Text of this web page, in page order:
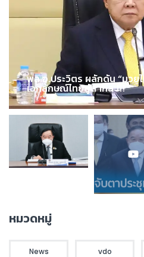
พล.อ.ประวิตร ผลักดัน “มวย
เอกลักษณ์ไทยสู่สากล !!!
หมวดหมู่
News vdo